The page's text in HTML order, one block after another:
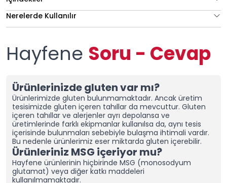
Nerelerde Kullanılır
Hayfene Soru - Cevap
Ürünlerinizde gluten var mı?
Ürünlerimizde gluten bulunmamaktadır. Ancak üretim
tesisimizde gluten içeren tahıllar da mevcuttur. Gluten
içeren tahıllar ve alerjenler ayrı depolansa ve
üretimlerinde farklı ekipmanlar kullanılsa da, aynı tesis
içerisinde bulunmaları sebebiyle bulaşma ihtimali vardır.
Bu nedenle ürünlerimiz eser miktarda gluten içerebilir.
Ürünleriniz MSG içeriyor mu?
Hayfene ürünlerinin hiçbirinde MSG (monosodyum
glutamat) veya diğer katkı maddeleri
kullanılmamaktadır.